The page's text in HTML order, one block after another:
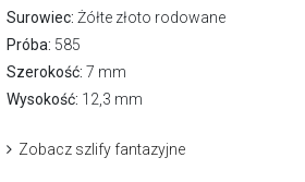
Surowiec: Żółte złoto rodowane
Próba: 585
Szerokość: 7 mm
Wysokość: 12,3 mm
Zobacz szlify fantazyjne